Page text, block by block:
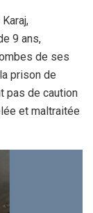
9 ans,
de ses
prison de
pas de caution
et maltraitée